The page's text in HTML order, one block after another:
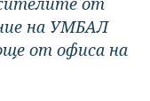
на УМБАЛ
от офиса на